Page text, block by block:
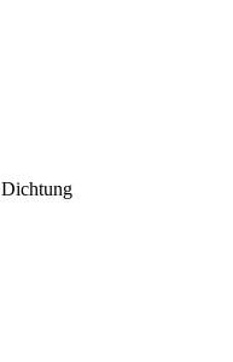
Dichtung